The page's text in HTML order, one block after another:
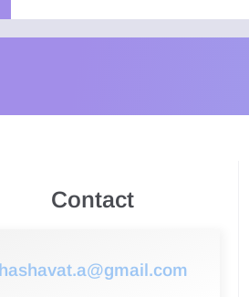
Contact
hashavat.a@gmail.com